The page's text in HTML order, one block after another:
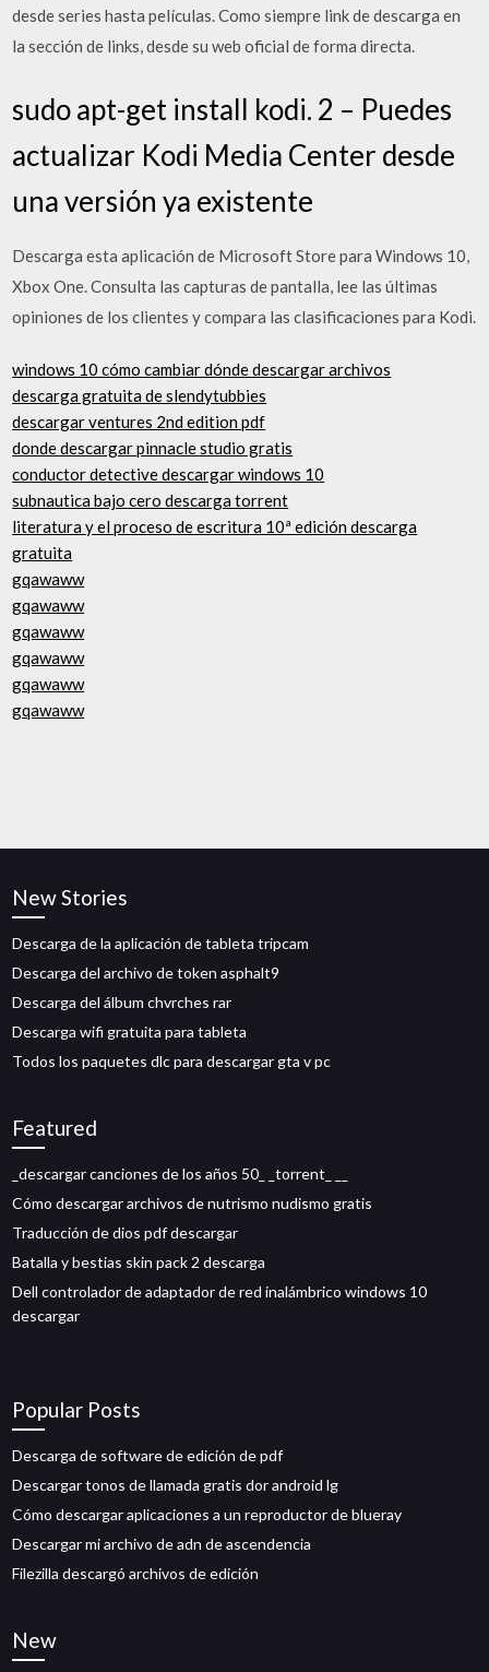
desde series hasta películas. Como siempre link de descarga en
la sección de links, desde su web oficial de forma directa.
sudo apt-get install kodi. 2 – Puedes
actualizar Kodi Media Center desde
una versión ya existente
Descarga esta aplicación de Microsoft Store para Windows 10,
Xbox One. Consulta las capturas de pantalla, lee las últimas
opiniones de los clientes y compara las clasificaciones para Kodi.
windows 10 cómo cambiar dónde descargar archivos
descarga gratuita de slendytubbies
descargar ventures 2nd edition pdf
donde descargar pinnacle studio gratis
conductor detective descargar windows 10
subnautica bajo cero descarga torrent
literatura y el proceso de escritura 10ª edición descarga
gratuita
gqawaww
gqawaww
gqawaww
gqawaww
gqawaww
gqawaww
New Stories
Descarga de la aplicación de tableta tripcam
Descarga del archivo de token asphalt9
Descarga del álbum chvrches rar
Descarga wifi gratuita para tableta
Todos los paquetes dlc para descargar gta v pc
Featured
_descargar canciones de los años 50_ _torrent_ __
Cómo descargar archivos de nutrismo nudismo gratis
Traducción de dios pdf descargar
Batalla y bestias skin pack 2 descarga
Dell controlador de adaptador de red inalámbrico windows 10
descargar
Popular Posts
Descarga de software de edición de pdf
Descargar tonos de llamada gratis dor android lg
Cómo descargar aplicaciones a un reproductor de blueray
Descargar mi archivo de adn de ascendencia
Filezilla descargó archivos de edición
New